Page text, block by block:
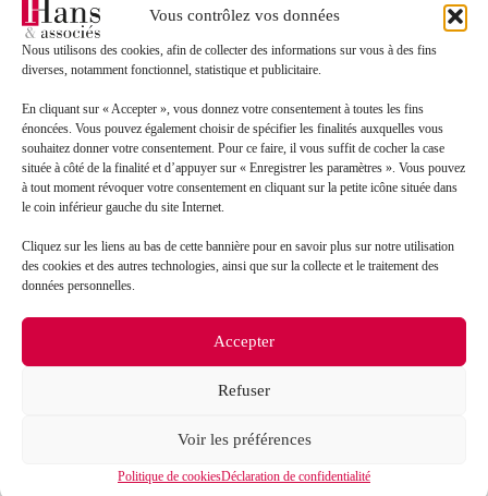
Vous contrôlez vos données
Nous utilisons des cookies, afin de collecter des informations sur vous à des fins
diverses, notamment fonctionnel, statistique et publicitaire.
En cliquant sur « Accepter », vous donnez votre consentement à toutes les fins
énoncées. Vous pouvez également choisir de spécifier les finalités auxquelles vous
souhaitez donner votre consentement. Pour ce faire, il vous suffit de cocher la case
située à côté de la finalité et d’appuyer sur « Enregistrer les paramètres ». Vous pouvez
à tout moment révoquer votre consentement en cliquant sur la petite icône située dans
le coin inférieur gauche du site Internet.
Cliquez sur les liens au bas de cette bannière pour en savoir plus sur notre utilisation
des cookies et des autres technologies, ainsi que sur la collecte et le traitement des
données personnelles.
Accepter
Refuser
Voir les préférences
Politique de cookiesDéclaration de confidentialité
J’accepte que mes données soient traitées en accord
avec la politique de confidentialité du site*
Lapolitique de confidentialité